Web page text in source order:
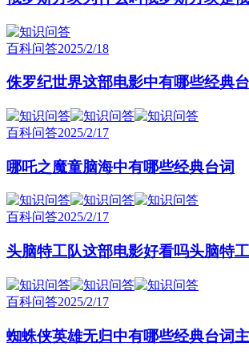
百科问答2025/2/18
侏罗纪世界这部电影中有哪些经典
百科问答2025/2/17
哪吒之魔童脑海中有哪些经典台词
百科问答2025/2/17
头脑特工队这部电影好看吗头脑特
百科问答2025/2/17
蜘蛛侠英雄无归中有哪些经典台词